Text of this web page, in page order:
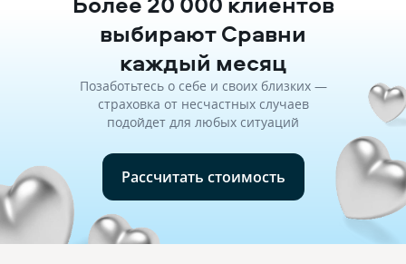
выбирают Сравни
каждый месяц
Позаботьтесь о себе и своих близких —
страховка от несчастных случаев
подойдет для любых ситуаций
Рассчитать стоимость